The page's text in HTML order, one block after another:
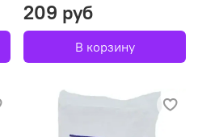
209 руб
В корзину